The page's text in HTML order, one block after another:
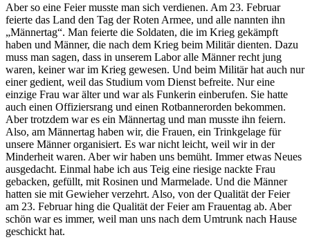
Aber so eine Feier musste man sich verdienen. Am 23. Februar
feierte das Land den Tag der Roten Armee, und alle nannten ihn
„Männertag“. Man feierte die Soldaten, die im Krieg gekämpft
haben und Männer, die nach dem Krieg beim Militär dienten. Dazu
muss man sagen, dass in unserem Labor alle Männer recht jung
waren, keiner war im Krieg gewesen. Und beim Militär hat auch nur
einer gedient, weil das Studium vom Dienst befreite. Nur eine
einzige Frau war älter und war als Funkerin einberufen. Sie hatte
auch einen Offiziersrang und einen Rotbannerorden bekommen.
Aber trotzdem war es ein Männertag und man musste ihn feiern.
Also, am Männertag haben wir, die Frauen, ein Trinkgelage für
unsere Männer organisiert. Es war nicht leicht, weil wir in der
Minderheit waren. Aber wir haben uns bemüht. Immer etwas Neues
ausgedacht. Einmal habe ich aus Teig eine riesige nackte Frau
gebacken, gefüllt, mit Rosinen und Marmelade. Und die Männer
hatten sie mit Gewieher verzehrt. Also, von der Qualität der Feier
am 23. Februar hing die Qualität der Feier am Frauentag ab. Aber
schön war es immer, weil man uns nach dem Umtrunk nach Hause
geschickt hat.